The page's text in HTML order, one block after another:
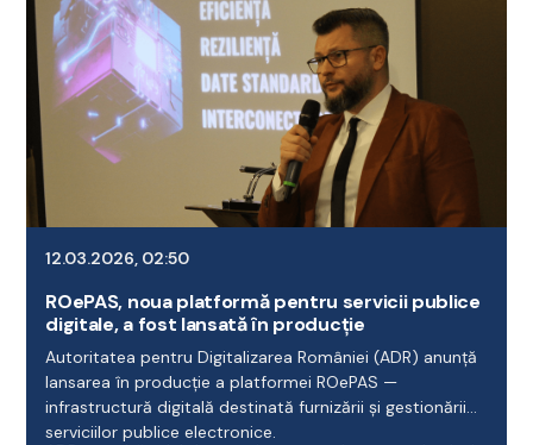
12.03.2026, 02:50
ROePAS, noua platformă pentru servicii publice
digitale, a fost lansată în producție
Autoritatea pentru Digitalizarea României (ADR) anunță
lansarea în producție a platformei ROePAS —
infrastructură digitală destinată furnizării și gestionării
serviciilor publice electronice.